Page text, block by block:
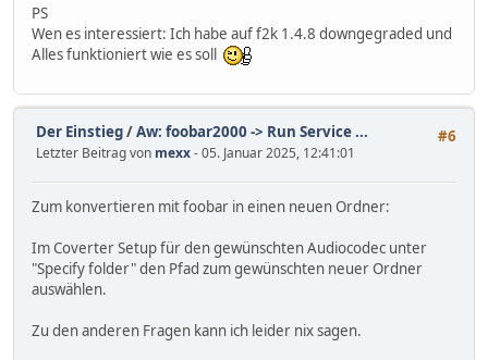
PS
Wen es interessiert: Ich habe auf f2k 1.4.8 downgegraded und
Alles funktioniert wie es soll
#6
Der Einstieg/Aw: foobar2000 -> Run Service ...
Letzter Beitrag von mexx- 05. Januar 2025, 12:41:01
Zum konvertieren mit foobar in einen neuen Ordner:
Im Coverter Setup für den gewünschten Audiocodec unter
"Specify folder" den Pfad zum gewünschten neuer Ordner
auswählen.
Zu den anderen Fragen kann ich leider nix sagen.